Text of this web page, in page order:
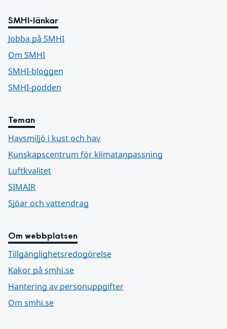
SMHI-länkar
Jobba på SMHI
Om SMHI
SMHI-bloggen
SMHI-podden
Teman
Havsmiljö i kust och hav
Kunskapscentrum för klimatanpassning
Luftkvalitet
SIMAIR
Sjöar och vattendrag
Om webbplatsen
Tillgänglighetsredogörelse
Kakor på smhi.se
Hantering av personuppgifter
Om smhi.se